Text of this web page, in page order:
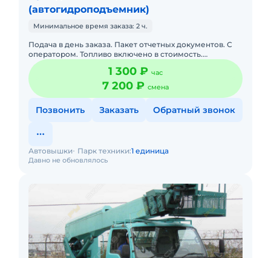
(автогидроподъемник)
Минимальное время заказа: 2 ч.
Подача в день заказа. Пакет отчетных документов. С
оператором. Топливо включено в стоимость.
Долгосрочная аренда.
1 300 ₽ час
7 200 ₽ смена
Позвонить Заказать Обратный звонок
Давно не обновлялось
Автовышки Парк техники:1 единица